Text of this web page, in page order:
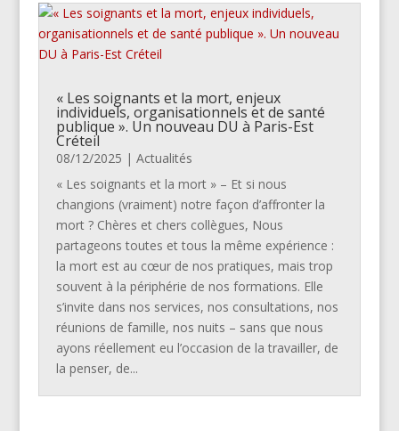
« Les soignants et la mort, enjeux
individuels, organisationnels et de santé
publique ». Un nouveau DU à Paris-Est
Créteil
08/12/2025 | Actualités
« Les soignants et la mort » – Et si nous
changions (vraiment) notre façon d’affronter la
mort ? Chères et chers collègues, Nous
partageons toutes et tous la même expérience :
la mort est au cœur de nos pratiques, mais trop
souvent à la périphérie de nos formations. Elle
s’invite dans nos services, nos consultations, nos
réunions de famille, nos nuits – sans que nous
ayons réellement eu l’occasion de la travailler, de
la penser, de...